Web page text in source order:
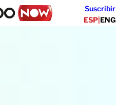
Suscribir
ESP|ENG